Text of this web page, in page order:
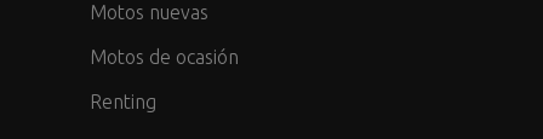
Motos nuevas
Motos de ocasión
Renting